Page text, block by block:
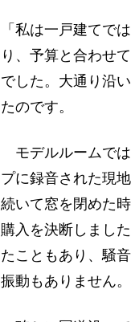
「私は一戸建てで
り、予算と合わせ
でした。大通り沿
たのです。
モデルルームで
プに録音された現
続いて窓を閉めた
購入を決断しまし
たこともあり、騒
振動もありません。